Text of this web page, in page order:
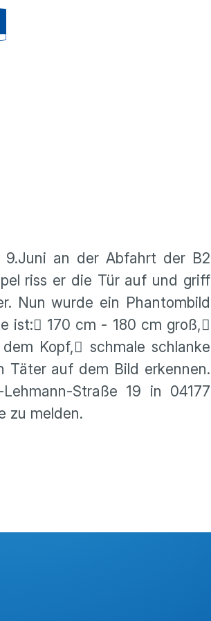
9.Juni an der Abfahrt der B2
riss er die Tür auf und griff
Nun wurde ein Phantom­bild
ist: 170 cm - 180 cm groß,
Kopf, schmale schlanke
Täter auf dem Bild erkennen.
Straße 19 in 04177
zu melden.